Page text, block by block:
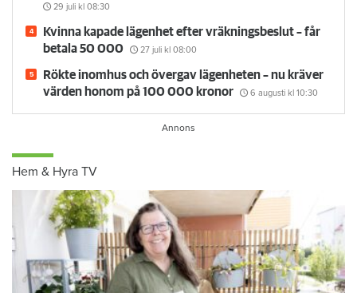
29 juli kl 08:30
Kvinna kapade lägenhet efter vräkningsbeslut – får
betala 50 000
27 juli kl 08:00
Rökte inomhus och övergav lägenheten – nu kräver
värden honom på 100 000 kronor
6 augusti kl 10:30
Hem & Hyra TV